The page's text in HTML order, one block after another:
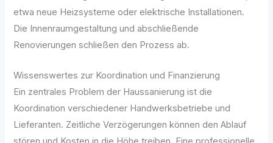
etwa neue Heizsysteme oder elektrische Installationen.
Die Innenraumgestaltung und abschließende
Renovierungen schließen den Prozess ab.
Wissenswertes zur Koordination und Finanzierung
Ein zentrales Problem der Haussanierung ist die
Koordination verschiedener Handwerksbetriebe und
Lieferanten. Zeitliche Verzögerungen können den Ablauf